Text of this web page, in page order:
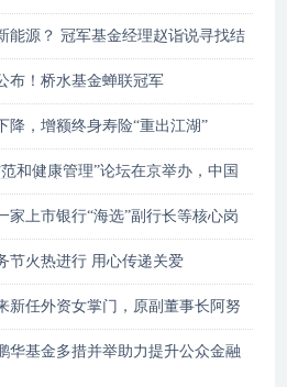
能源？ 冠军基金经理赵诣说寻找结
布！桥水基金蝉联冠军
降，增额终身寿险“重出江湖”
和健康管理”论坛在京举办，中国
家上市银行“海选”副行长等核心岗
节火热进行 用心传递关爱
新任外资女掌门，原副董事长阿努
华基金多措并举助力提升公众金融